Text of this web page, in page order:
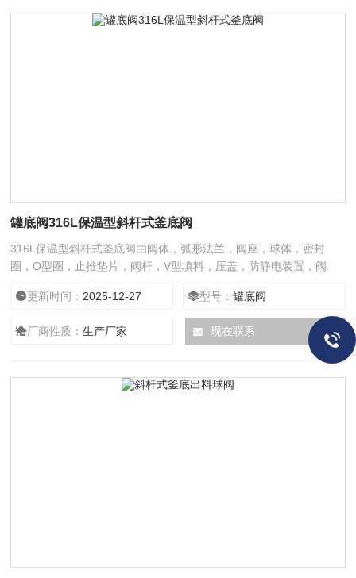
罐底阀316L保温型斜杆式釜底阀
316L保温型斜杆式釜底阀由阀体，弧形法兰，阀座，球体，密封
圈，O型圈，止推垫片，阀杆，V型填料，压盖，防静电装置，阀
更新时间： 2025-12-27 型号：罐底阀
厂商性质：生产厂家 现在联系